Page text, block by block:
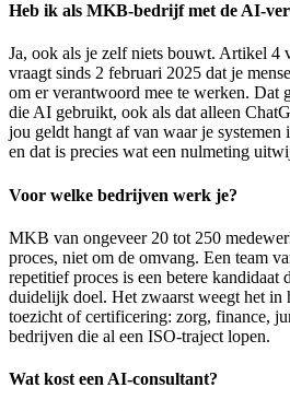
Heb ik als MKB-bedrijf met de AI-
Ja, ook als je zelf niets bouwt. Artikel 4
vraagt sinds 2 februari 2025 dat je
om er verantwoord mee te werken. Dat
die AI gebruikt, ook als dat alleen
jou geldt hangt af van waar je systemen
en dat is precies wat een nulmeting
Voor welke bedrijven werk je?
MKB van ongeveer 20 tot 250
proces, niet om de omvang. Een team
repetitief proces is een betere kandidaat
duidelijk doel. Het zwaarst weegt het in
toezicht of certificering: zorg, finance,
bedrijven die al een ISO-traject lopen.
Wat kost een AI-consultant?